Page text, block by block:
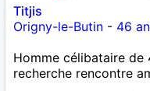
Titjis
Origny-le-Butin - 46
Homme célibataire de
recherche rencontre